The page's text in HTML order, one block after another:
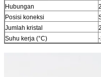
Hubungan
Posisi koneksi
Jumlah kristal
2
Suhu kerja (°C)